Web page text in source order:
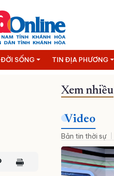
ĐỜI SỐNG TIN ĐỊA PHƯƠNG
Xem nhiều
Video
Bản tin thời sự